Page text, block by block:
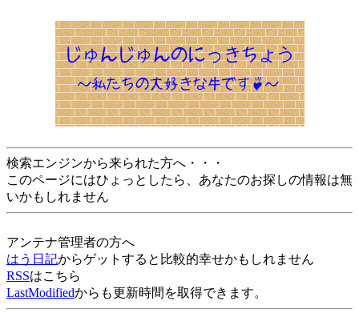
検索エンジンから来られた方へ・・・
このページにはひょっとしたら、あなたのお探しの情報は無
いかもしれません
アンテナ管理者の方へ
はう日記からゲットすると比較的幸せかもしれません
RSSはこちら
LastModifiedからも更新時間を取得できます。